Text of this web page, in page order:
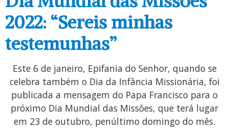
2022: “Sereis minhas
testemunhas”
Este 6 de janeiro, Epifania do Senhor, quando se
celebra também o Dia da Infância Missionária, foi
publicada a mensagem do Papa Francisco para o
próximo Dia Mundial das Missões, que terá lugar
em 23 de outubro, penúltimo domingo do mês.